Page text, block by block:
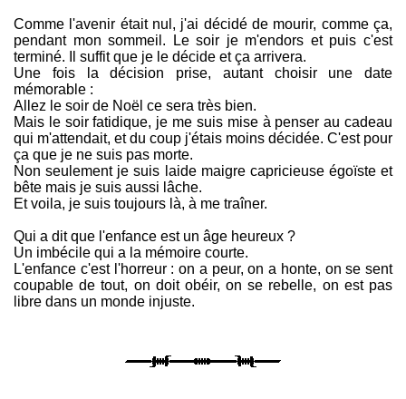
Comme l'avenir était nul, j'ai décidé de mourir, comme ça,
pendant mon sommeil. Le soir je m'endors et puis c'est
terminé. Il suffit que je le décide et ça arrivera.
Une fois la décision prise, autant choisir une date
mémorable :
Allez le soir de Noël ce sera très bien.
Mais le soir fatidique, je me suis mise à penser au cadeau
qui m'attendait, et du coup j'étais moins décidée. C'est pour
ça que je ne suis pas morte.
Non seulement je suis laide maigre capricieuse égoïste et
bête mais je suis aussi lâche.
Et voila, je suis toujours là, à me traîner.
Qui a dit que l'enfance est un âge heureux ?
Un imbécile qui a la mémoire courte.
L'enfance c'est l'horreur : on a peur, on a honte, on se sent
coupable de tout, on doit obéir, on se rebelle, on est pas
libre dans un monde injuste.